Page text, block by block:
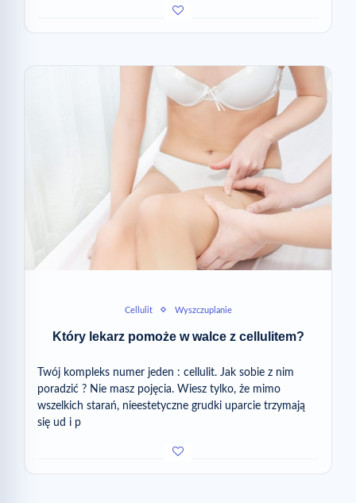
Cellulit Wyszczuplanie
Który lekarz pomoże w walce z cellulitem?
Twój kompleks numer jeden : cellulit. Jak sobie z nim
poradzić ? Nie masz pojęcia. Wiesz tylko, że mimo
wszelkich starań, nieestetyczne grudki uparcie trzymają
się ud i p